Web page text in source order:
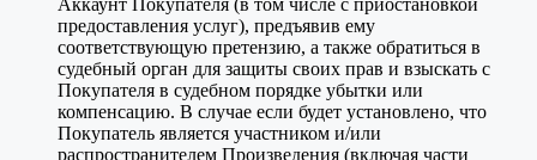
предоставления услуг), предъявив ему
соответствующую претензию, а также обратиться в
судебный орган для защиты своих прав и взыскать с
Покупателя в судебном порядке убытки или
компенсацию. В случае если будет установлено, что
Покупатель является участником и/или
распространителем Произведения (включая части